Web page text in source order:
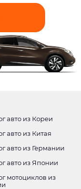
авто из Кореи
авто из Китая
авто из Германии
авто из Японии
мотоциклов из